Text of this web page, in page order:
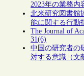
2023年の業務内
北米研究図書館
能に関する行動
The Journal of
31(6)
中国の研究者の
対する意識（文